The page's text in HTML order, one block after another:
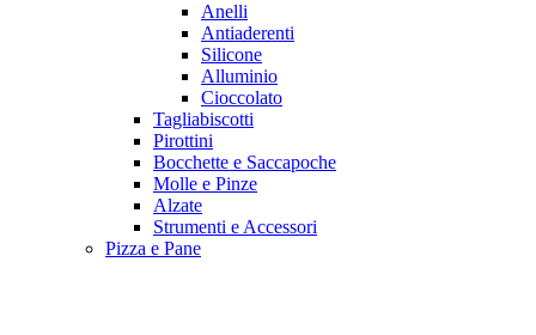
Anelli
Antiaderenti
Silicone
Alluminio
Cioccolato
Tagliabiscotti
Pirottini
Bocchette e Saccapoche
Molle e Pinze
Alzate
Strumenti e Accessori
Pizza e Pane